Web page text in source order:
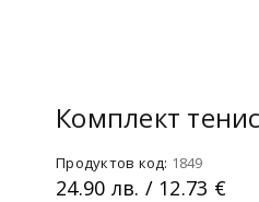
Комплект
Продуктов код: 1849
24.90 лв. / 12.73 €